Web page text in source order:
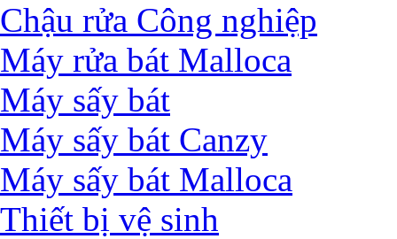
Chậu rửa Công nghiệp
Máy rửa bát Malloca
Máy sấy bát
Máy sấy bát Canzy
Máy sấy bát Malloca
Thiết bị vệ sinh